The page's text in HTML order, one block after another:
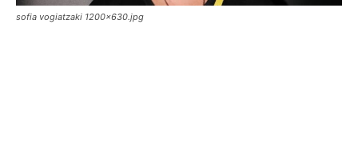
sofia vogiatzaki 1200x630.jpg